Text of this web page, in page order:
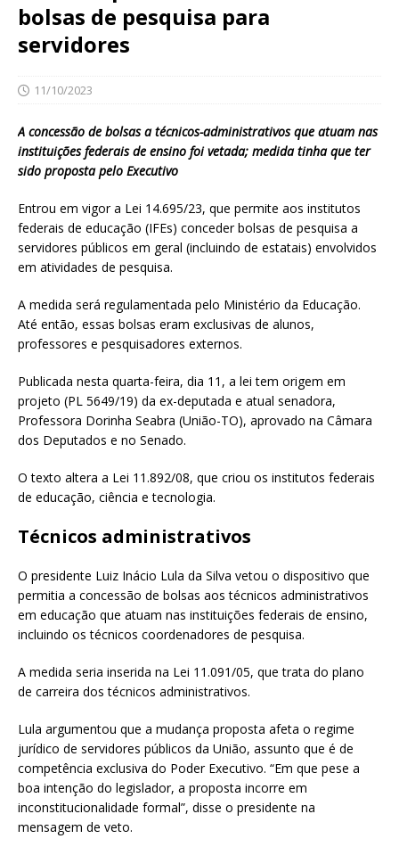
bolsas de pesquisa para
servidores
11/10/2023
A concessão de bolsas a técnicos-administrativos que atuam nas
instituições federais de ensino foi vetada; medida tinha que ter
sido proposta pelo Executivo
Entrou em vigor a Lei 14.695/23, que permite aos institutos
federais de educação (IFEs) conceder bolsas de pesquisa a
servidores públicos em geral (incluindo de estatais) envolvidos
em atividades de pesquisa.
A medida será regulamentada pelo Ministério da Educação.
Até então, essas bolsas eram exclusivas de alunos,
professores e pesquisadores externos.
Publicada nesta quarta-feira, dia 11, a lei tem origem em
projeto (PL 5649/19) da ex-deputada e atual senadora,
Professora Dorinha Seabra (União-TO), aprovado na Câmara
dos Deputados e no Senado.
O texto altera a Lei 11.892/08, que criou os institutos federais
de educação, ciência e tecnologia.
Técnicos administrativos
O presidente Luiz Inácio Lula da Silva vetou o dispositivo que
permitia a concessão de bolsas aos técnicos administrativos
em educação que atuam nas instituições federais de ensino,
incluindo os técnicos coordenadores de pesquisa.
A medida seria inserida na Lei 11.091/05, que trata do plano
de carreira dos técnicos administrativos.
Lula argumentou que a mudança proposta afeta o regime
jurídico de servidores públicos da União, assunto que é de
competência exclusiva do Poder Executivo. “Em que pese a
boa intenção do legislador, a proposta incorre em
inconstitucionalidade formal”, disse o presidente na
mensagem de veto.